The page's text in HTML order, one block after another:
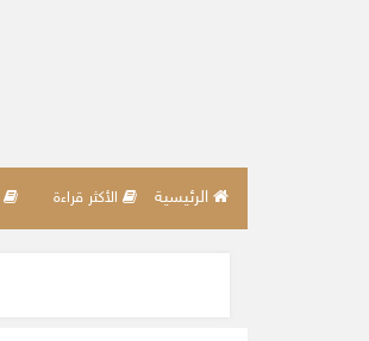
الرئيسية الأكثر قراءة